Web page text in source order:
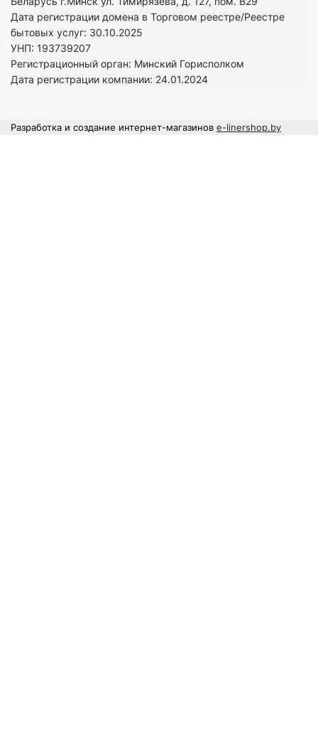
Дата регистрации домена в Торговом реестре/Реестре
бытовых услуг: 30.10.2025
УНП: 193739207
Регистрационный орган: Минский Горисполком
Дата регистрации компании: 24.01.2024
Разработка и создание интернет-магазинов e-linershop.by